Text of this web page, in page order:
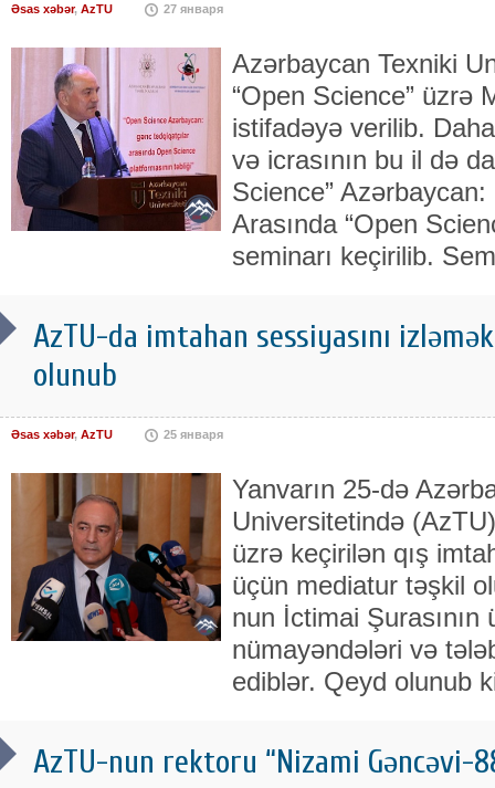
Əsas xəbər, AzTU 27 января
Azərbaycan Texniki
“Open Science” üzrə
istifadəyə verilib.
və icrasının bu il də
Science”
Arasında “Open
seminarı keçirilib.
AzTU-da imtahan sessiyasını
olunub
Əsas xəbər, AzTU 25 января
Yanvarın 25-də
Universitetində
üzrə keçirilən qış
üçün mediatur təşkil
nun İctimai
nümayəndələri və
ediblər. Qeyd olunub
AzTU-nun rektoru “Nizami Gəncəvi-